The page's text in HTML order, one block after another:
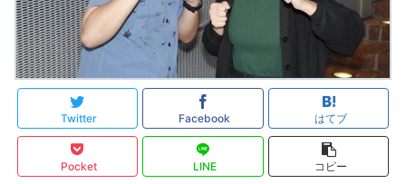
Twitter Facebook はてブ
Pocket LINE コピー